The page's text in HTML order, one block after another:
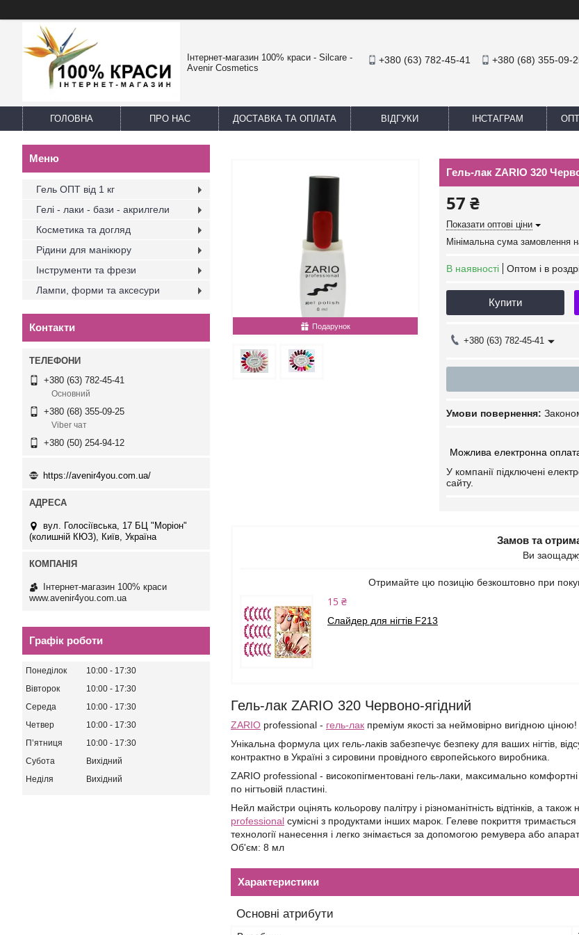
Інтернет-магазин 100% краси - Silcare -
Avenir Cosmetics
+380 (63) 782-45-41 +380 (68) 355-09-
ГОЛОВНА ПРО НАС ДОСТАВКА ТА ОПЛАТА ВІДГУКИ ІНСТАГРАМ
Подарунок
Гель-лак ZARIO 320
57 ₴
Показати оптові ціни
Мінімальна сума замовлення
В наявності Оптом і в
Купити
+380 (63) 782-45-41
У компанії підключені
сайту.
Замов та
Ви
Отримайте цю позицію безкоштовно при
15 ₴
Слайдер для нігтів F213
Гель-лак ZARIO 320 Червоно-ягідний
ZARIO professional - гель-лак преміум якості за неймовірно вигідною ціною!
Унікальна формула цих гель-лаків забезпечує безпеку для ваших нігтів,
контрактно в Україні з сировини провідного європейського виробника.
ZARIO professional - високопігментовані гель-лаки, максимально
по нігтьовій пластині.
Нейл майстри оцінять кольорову палітру і різноманітність відтінків, а також
professional сумісні з продуктами інших марок. Гелеве покриття
технології нанесення і легко знімається за допомогою ремувера або
Об'єм: 8 мл
Характеристики
Основні атрибути
Гель ОПТ від 1 кг
Гелі - лаки - бази - акрилгели
Косметика та догляд
Рідини для манікюру
Інструменти та фрези
Лампи, форми та аксесури
Контакти
+380 (63) 782-45-41
Основний
+380 (68) 355-09-25
Viber чат
+380 (50) 254-94-12
https://avenir4you.com.ua/
вул. Голосіївська, 17 БЦ "Моріон"
(колишній КЮЗ), Київ, Україна
Інтернет-магазин 100% краси
www.avenir4you.com.ua
Графік роботи
Понеділок 10:00
17:30
Вівторок
10:00
17:30
Середа
10:00
17:30
Четвер
10:00
17:30
Пʼятниця
10:00
17:30
Субота
Вихідний
Неділя
Вихідний